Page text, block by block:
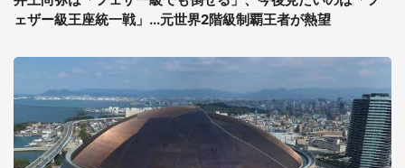
ェザー級王座統一戦」...元世界2階級制覇王者が熱望